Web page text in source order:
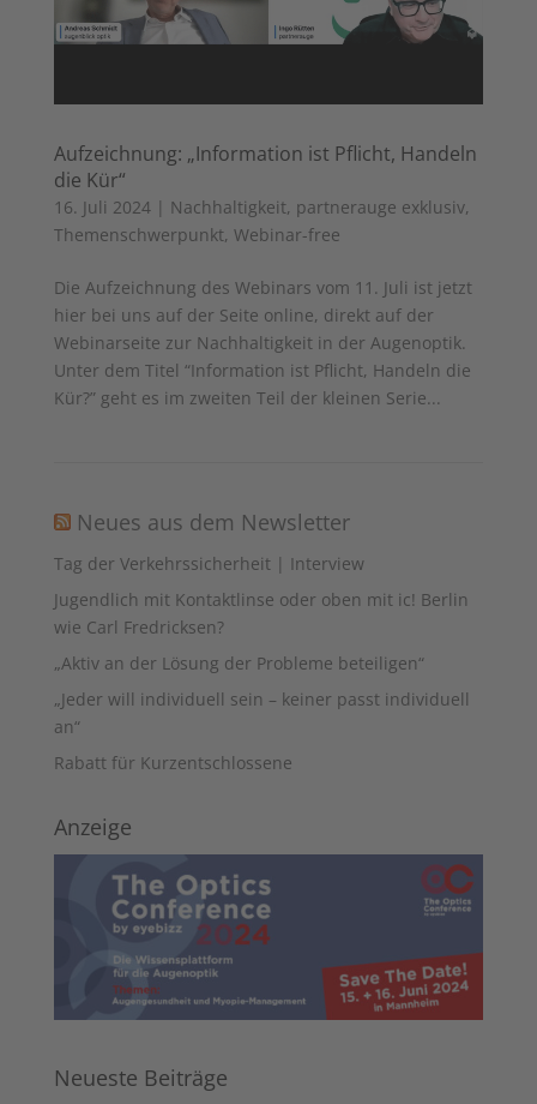
Aufzeichnung: „Information ist Pflicht, Handeln
die Kür“
16. Juli 2024| Nachhaltigkeit, partnerauge exklusiv,
Themenschwerpunkt, Webinar-free
Die Aufzeichnung des Webinars vom 11. Juli ist jetzt
hier bei uns auf der Seite online, direkt auf der
Webinarseite zur Nachhaltigkeit in der Augenoptik.
Unter dem Titel “Information ist Pflicht, Handeln die
Kür?” geht es im zweiten Teil der kleinen Serie...
Neues aus dem Newsletter
Tag der Verkehrssicherheit | Interview
Jugendlich mit Kontaktlinse oder oben mit ic! Berlin
wie Carl Fredricksen?
„Aktiv an der Lösung der Probleme beteiligen“
„Jeder will individuell sein – keiner passt individuell
an“
Rabatt für Kurzentschlossene
Anzeige
Neueste Beiträge